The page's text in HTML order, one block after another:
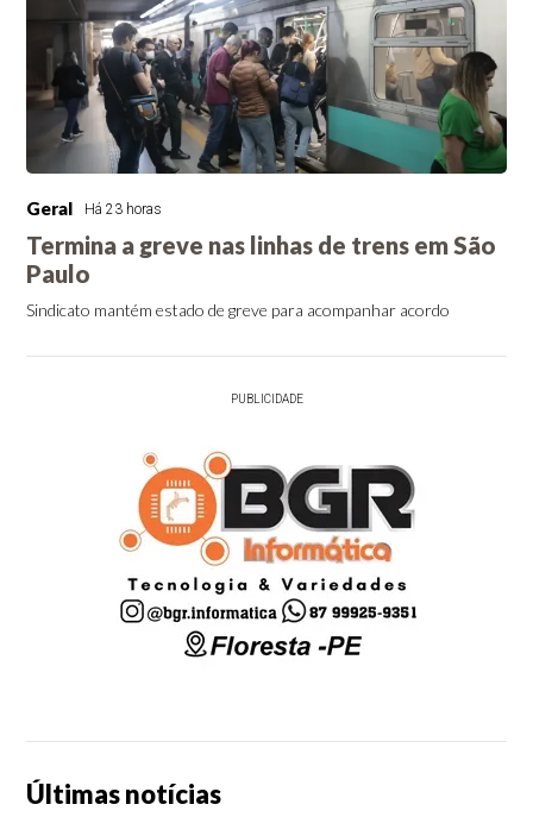
Geral Há 23 horas
Termina a greve nas linhas de trens em São
Paulo
Sindicato mantém estado de greve para acompanhar acordo
PUBLICIDADE
Últimas notícias